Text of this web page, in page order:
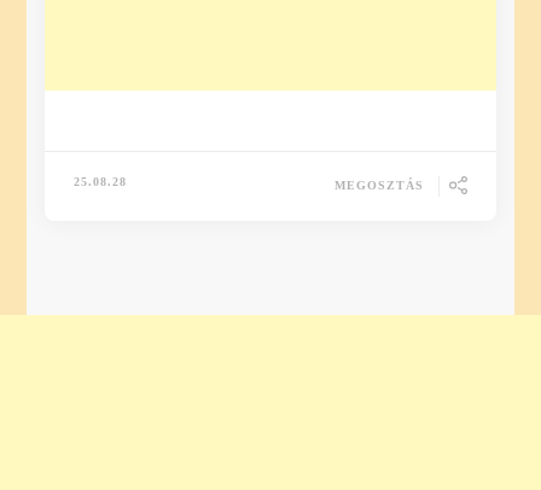
25.08.28 MEGOSZTÁS